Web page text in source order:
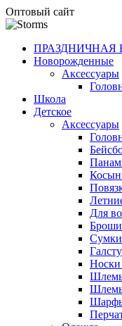
Оптовый сайт
ПРАЗДНИЧНАЯ
Новорожденные
Аксессуары
Школа
Детское
Аксессуары
Для
Броши
Сумки
Носки
Шлемы